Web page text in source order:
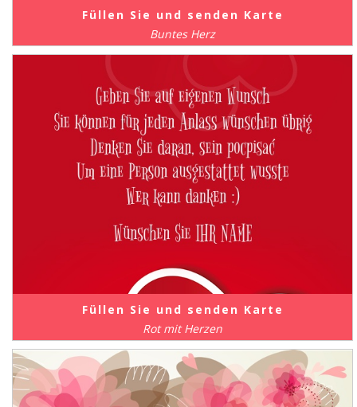
Füllen Sie und senden Karte
Buntes Herz
Füllen Sie und senden Karte
Rot mit Herzen